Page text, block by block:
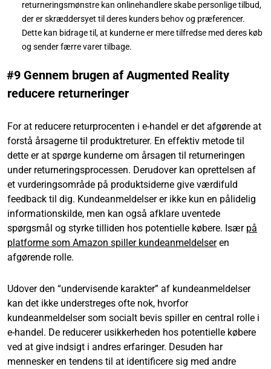
returneringsmønstre kan onlinehandlere skabe personlige tilbud,
der er skræddersyet til deres kunders behov og præferencer.
Dette kan bidrage til, at kunderne er mere tilfredse med deres køb
og sender færre varer tilbage.
#9 Gennem brugen af Augmented Reality
reducere returneringer
For at reducere returprocenten i e-handel er det afgørende at
forstå årsagerne til produktreturer. En effektiv metode til
dette er at spørge kunderne om årsagen til returneringen
under returneringsprocessen. Derudover kan oprettelsen af
et vurderingsområde på produktsiderne give værdifuld
feedback til dig. Kundeanmeldelser er ikke kun en pålidelig
informationskilde, men kan også afklare uventede
spørgsmål og styrke tilliden hos potentielle købere. Især på
platforme som Amazon spiller kundeanmeldelseren
afgørende rolle.
Udover den “undervisende karakter” af kundeanmeldelser
kan det ikke understreges ofte nok, hvorfor
kundeanmeldelser som socialt bevis spiller en central rolle i
e-handel. De reducerer usikkerheden hos potentielle købere
ved at give indsigt i andres erfaringer. Desuden har
mennesker en tendens til at identificere sig med andre